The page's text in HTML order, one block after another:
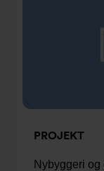
PROJEKT
Nybyggeri